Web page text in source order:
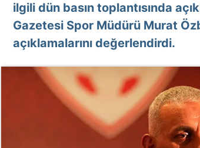
ilgili dün basın toplantısında
Gazetesi Spor Müdürü Murat
açıklamalarını değerlendirdi.